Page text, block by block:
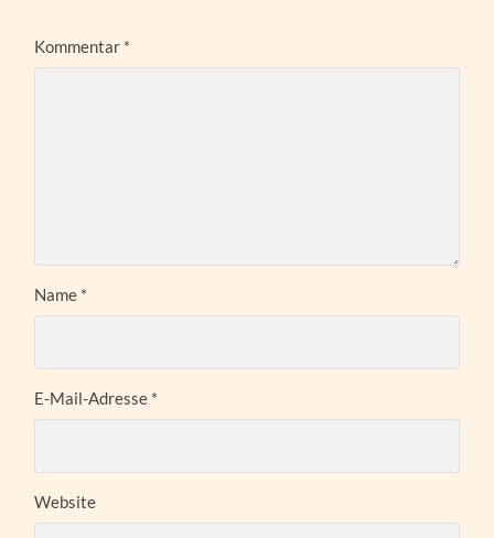
Kommentar *
Name *
E-Mail-Adresse *
Website